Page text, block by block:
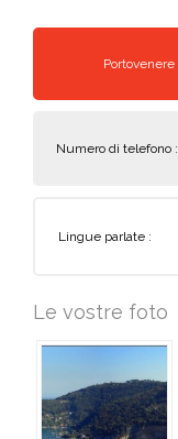
Portovenere
Numero di telefono :
Lingue parlate :
Le vostre foto